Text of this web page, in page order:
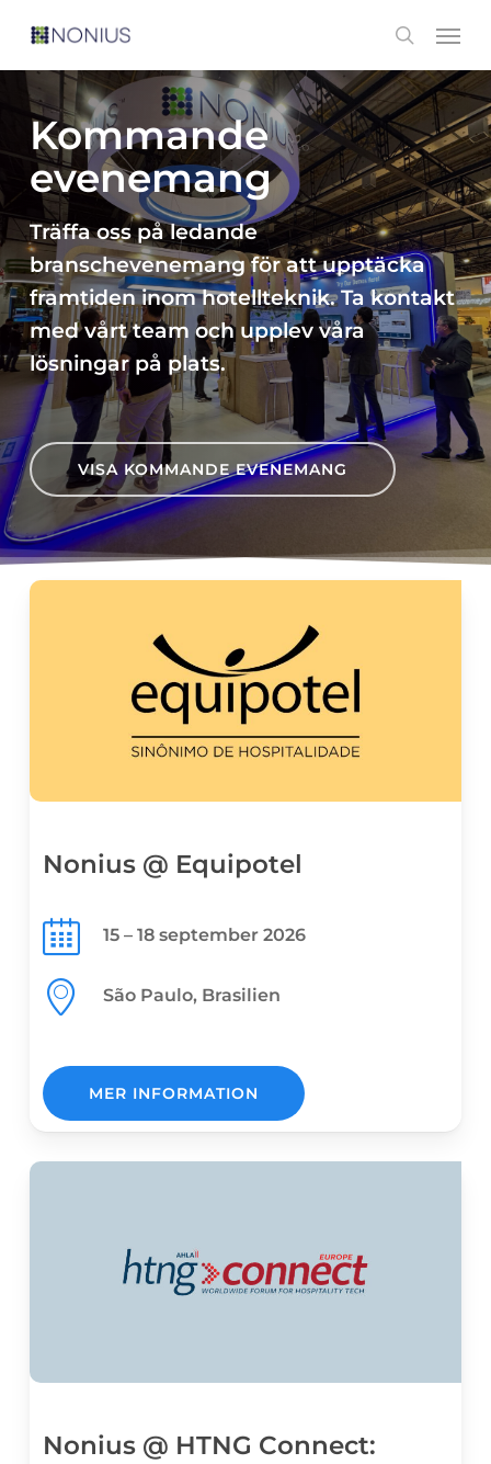
main
content
search
Menu
Kommande
evenemang
Träffa oss på ledande
branschevenemang för att upptäcka
framtiden inom hotellteknik. Ta kontakt
med vårt team och upplev våra
lösningar på plats.
VISA KOMMANDE EVENEMANG
Nonius @ Equipotel
15 – 18 september 2026
São Paulo, Brasilien
MER INFORMATION
Nonius @ HTNG Connect: